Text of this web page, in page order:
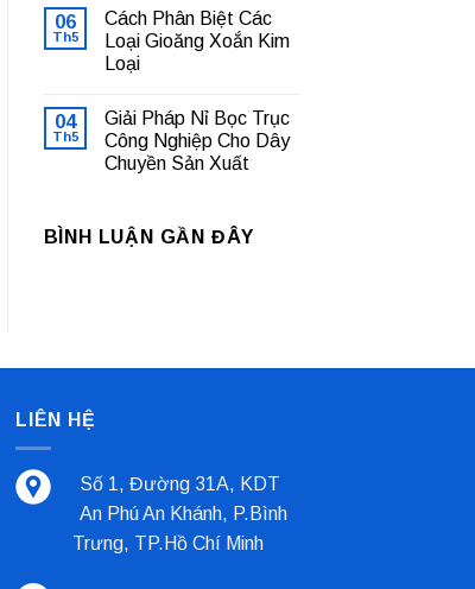
Dùng
Trong
Nhà
Máy
Sản
Phê
bình
luận
ở
Bạc
Là
Gì?
Tổng
Quan
Và
Biến
Nhất
06
Th5
Cách Phân Biệt Các
Loại Gioăng Xoắn Kim
Loại
bình
luận
ở
Cách
Gioăng
04
Th5
Giải Pháp Nỉ Bọc Trục
Công Nghiệp Cho Dây
Chuyền Sản Xuất
luận
Cho
BÌNH LUẬN GẦN ĐÂY
LIÊN HỆ
Số 1, Đường 31A, KDT
An Phú An Khánh, P.Bình
Trưng, TP.Hồ Chí Minh